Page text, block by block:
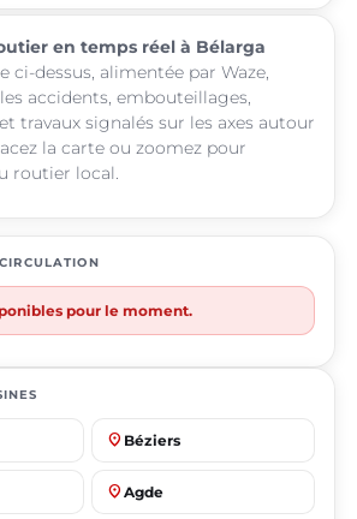
en temps réel à Bélarga
ci-dessus, alimentée par Waze,
accidents, embouteillages,
travaux signalés sur les axes autour
la carte ou zoomez pour
routier local.
pour le moment.
place Béziers
place Agde